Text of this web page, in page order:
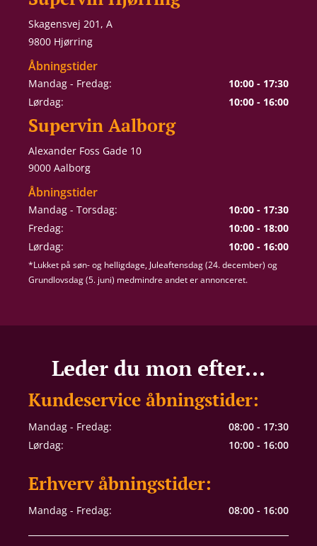
Skagensvej 201, A
9800 Hjørring
Åbningstider
Mandag - Fredag:
10:00 - 17:30
Lørdag:
10:00 - 16:00
Supervin Aalborg
Alexander Foss Gade 10
9000 Aalborg
Åbningstider
Mandag - Torsdag:
10:00 - 17:30
Fredag:
10:00 - 18:00
Lørdag:
10:00 - 16:00
*Lukket på søn- og helligdage, Juleaftensdag (24. december) og
Grundlovsdag (5. juni) medmindre andet er annonceret.
Leder du mon efter...
Kundeservice åbningstider:
Mandag - Fredag:
08:00 - 17:30
Lørdag:
10:00 - 16:00
Erhverv åbningstider:
Mandag - Fredag: 08:00 - 16:00